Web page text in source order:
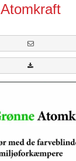
Atomkraft